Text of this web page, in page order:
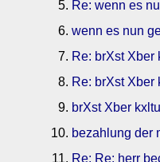
Re: wenn es
wenn es nun
Re: brXst Xber
Re: brXst Xber
brXst Xber
bezahlung der
Re: Re: herr